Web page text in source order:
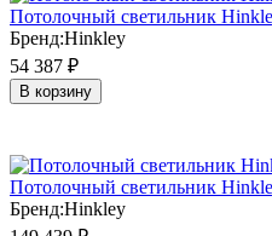
Потолочный светильник
Бренд:Hinkley
54 387 ₽
В корзину
Потолочный светильник
Бренд:Hinkley